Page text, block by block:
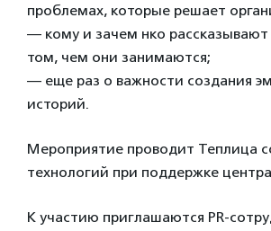
проблемах, которые решает
— кому и зачем нко рассказывают
том, чем они занимаются;
— еще раз о важности создания
историй.
Мероприятие проводит Теплица
технологий при поддержке
К участию приглашаются PR-